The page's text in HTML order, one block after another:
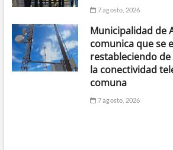
7 agosto, 2026
Municipalidad de
comunica que se
restableciendo
la conectividad
comuna
7 agosto, 2026